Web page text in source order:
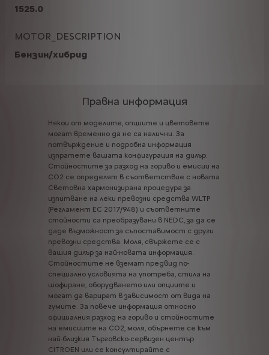
1525.0
MOTOR_DESCRIPTION
Бензин/хибрид
Правна информация
Някои от моделите, опциите и цветовете
могат временно да не са налични. За
потвърждение и подробна информация
изпратете вашата конфигурация на дилър.
Стойностите за разход на гориво и емисии на
CO2 се определят в съответствие с новата
Световна хармонизирана процедура за
изпитване на леки превозни средства WLTP
(Регламент ЕС 2017/948) и съответните
стойности са преобразувани в NEDC, за да се
даде възможност за съпоставимост с други
превозни средства. Моля, свържете се с
вашия дилър за най-новата информация.
Стойностите не вземат предвид по-
специално условията на употреба, стила на
шофиране, оборудването или опциите и
могат да варират в зависимост от вида на
гумите. За повече информация относно
официалния разход на гориво и стойностите
на емисиите на CO2, моля, обърнете се към
най-близкия Търговско-сервизен център
CITROEN или се консултирайте с